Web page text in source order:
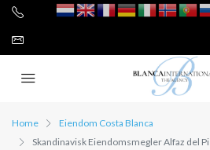
Home
Eiendom Costa Blanca
Skandinavisk Eiendomsmegler Alfaz del Pi